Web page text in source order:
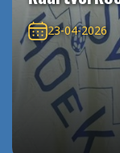
23-04-2026